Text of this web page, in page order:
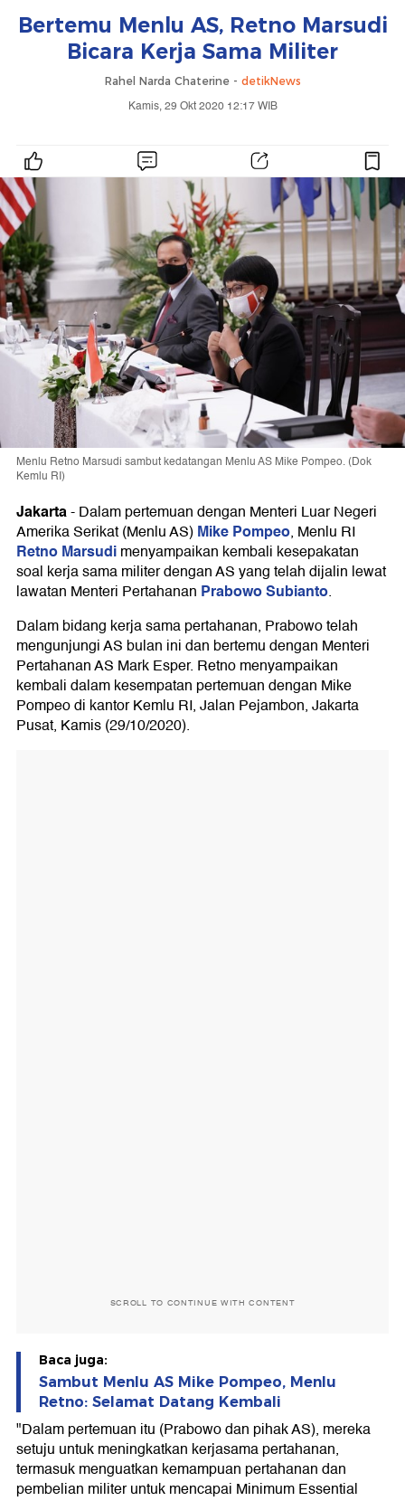
Bertemu Menlu AS, Retno Marsudi
Bicara Kerja Sama Militer
Rahel Narda Chaterine - detikNews
Kamis, 29 Okt 2020 12:17 WIB
Menlu Retno Marsudi sambut kedatangan Menlu AS Mike Pompeo. (Dok
Kemlu RI)
Jakarta-Dalam pertemuan dengan Menteri Luar Negeri
Amerika Serikat (Menlu AS)Mike Pompeo, Menlu RI
Retno Marsudimenyampaikan kembali kesepakatan
soal kerja sama militer dengan AS yang telah dijalin lewat
lawatan Menteri Pertahanan Prabowo Subianto.
Dalam bidang kerja sama pertahanan, Prabowo telah
mengunjungi AS bulan ini dan bertemu dengan Menteri
Pertahanan AS Mark Esper. Retno menyampaikan
kembali dalam kesempatan pertemuan dengan Mike
Pompeo di kantor Kemlu RI, Jalan Pejambon, Jakarta
Pusat, Kamis (29/10/2020).
SCROLL TO CONTINUE WITH CONTENT
Baca juga:
Sambut Menlu AS Mike Pompeo, Menlu
Retno: Selamat Datang Kembali
"Dalam pertemuan itu (Prabowo dan pihak AS), mereka
setuju untuk meningkatkan kerjasama pertahanan,
termasuk menguatkan kemampuan pertahanan dan
pembelian militer untuk mencapai Minimum Essential